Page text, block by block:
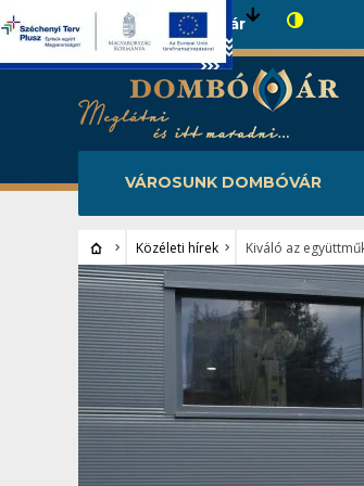
Városunk Dombóvár
VÁROSUNK DOMBÓVÁR
Közéleti hírek Kiváló az